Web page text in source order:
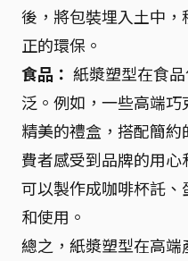
後，將包裝埋入土中
正的環保。
食品： 紙漿塑型在食
泛。例如，一些高端
精美的禮盒，搭配簡
費者感受到品牌的用
可以製作成咖啡杯託
和使用。
總之，紙漿塑型在高